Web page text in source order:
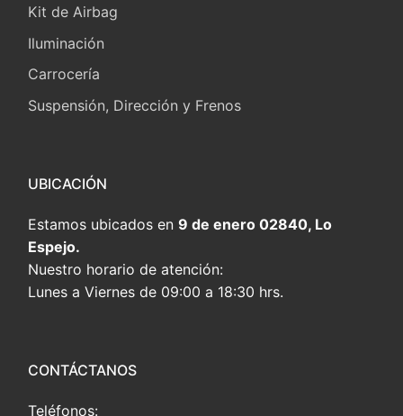
Kit de Airbag
Iluminación
Carrocería
Suspensión, Dirección y Frenos
UBICACIÓN
Estamos ubicados en 9 de enero 02840, Lo
Espejo.
Nuestro horario de atención:
Lunes a Viernes de 09:00 a 18:30 hrs.
CONTÁCTANOS
Teléfonos: